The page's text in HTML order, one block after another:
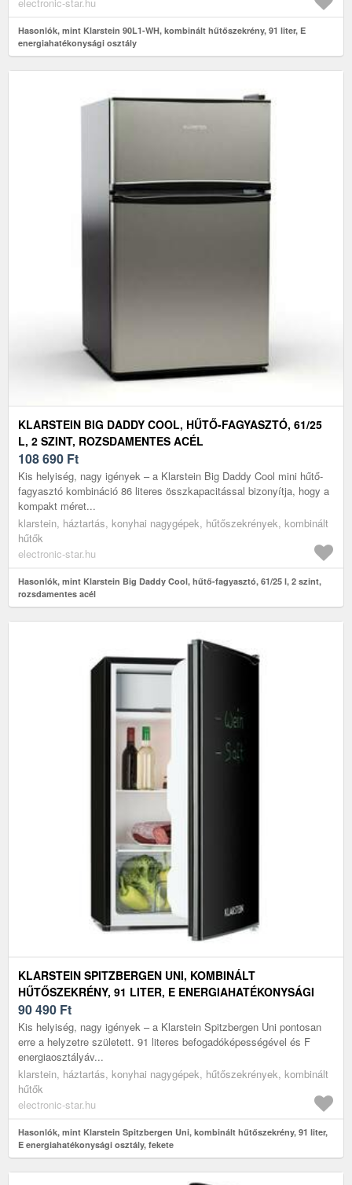
Hasonlók, mint Klarstein 90L1-WH, kombinált hűtőszekrény, 91 liter, E
energiahatékonysági osztály
KLARSTEIN BIG DADDY COOL, HŰTŐ-FAGYASZTÓ, 61/25
L, 2 SZINT, ROZSDAMENTES ACÉL
108 690 Ft
Kis helyiség, nagy igények – a Klarstein Big Daddy Cool mini hűtő-
fagyasztó kombináció 86 literes összkapacitással bizonyítja, hogy a
kompakt méret...
klarstein, háztartás, konyhai nagygépek, hűtőszekrények, kombinált
hűtők
electronic-star.hu
Hasonlók, mint Klarstein Big Daddy Cool, hűtő-fagyasztó, 61/25 l, 2 szint,
rozsdamentes acél
KLARSTEIN SPITZBERGEN UNI, KOMBINÁLT
HŰTŐSZEKRÉNY, 91 LITER, E ENERGIAHATÉKONYSÁGI
OSZTÁLY, FEKETE
90 490 Ft
Kis helyiség, nagy igények – a Klarstein Spitzbergen Uni pontosan
erre a helyzetre született. 91 literes befogadóképességével és F
energiaosztályáv...
klarstein, háztartás, konyhai nagygépek, hűtőszekrények, kombinált
hűtők
electronic-star.hu
Hasonlók, mint Klarstein Spitzbergen Uni, kombinált hűtőszekrény, 91 liter,
E energiahatékonysági osztály, fekete